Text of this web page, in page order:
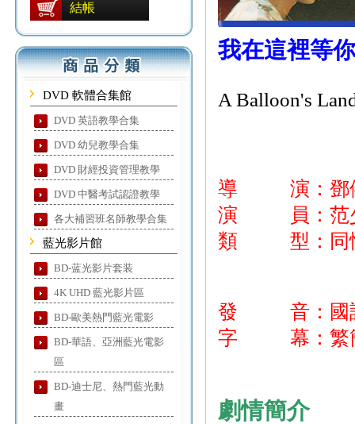
結帳
DVD 軟體合集館
DVD 英語教學合集
DVD 幼兒教學合集
DVD 財經投資管理教學
DVD 中醫考試認證教學
各大補習班名師教學合集
藍光影片館
BD-蓝光影片套装
4K UHD 藍光影片區
BD-歐美熱門藍光電影
BD-華語、亞洲藍光電影
區
BD-迪士尼、熱門藍光動
畫
我在這裡等你
A Balloon's
導 演：鄧
演 員：范少
類 型：同
發 音：國
字 幕：繁簡
劇情簡介